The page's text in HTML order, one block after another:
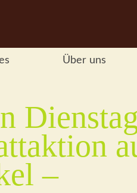
Über uns
–